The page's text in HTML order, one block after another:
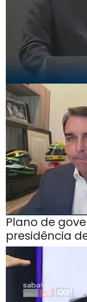
Plano de
presidência